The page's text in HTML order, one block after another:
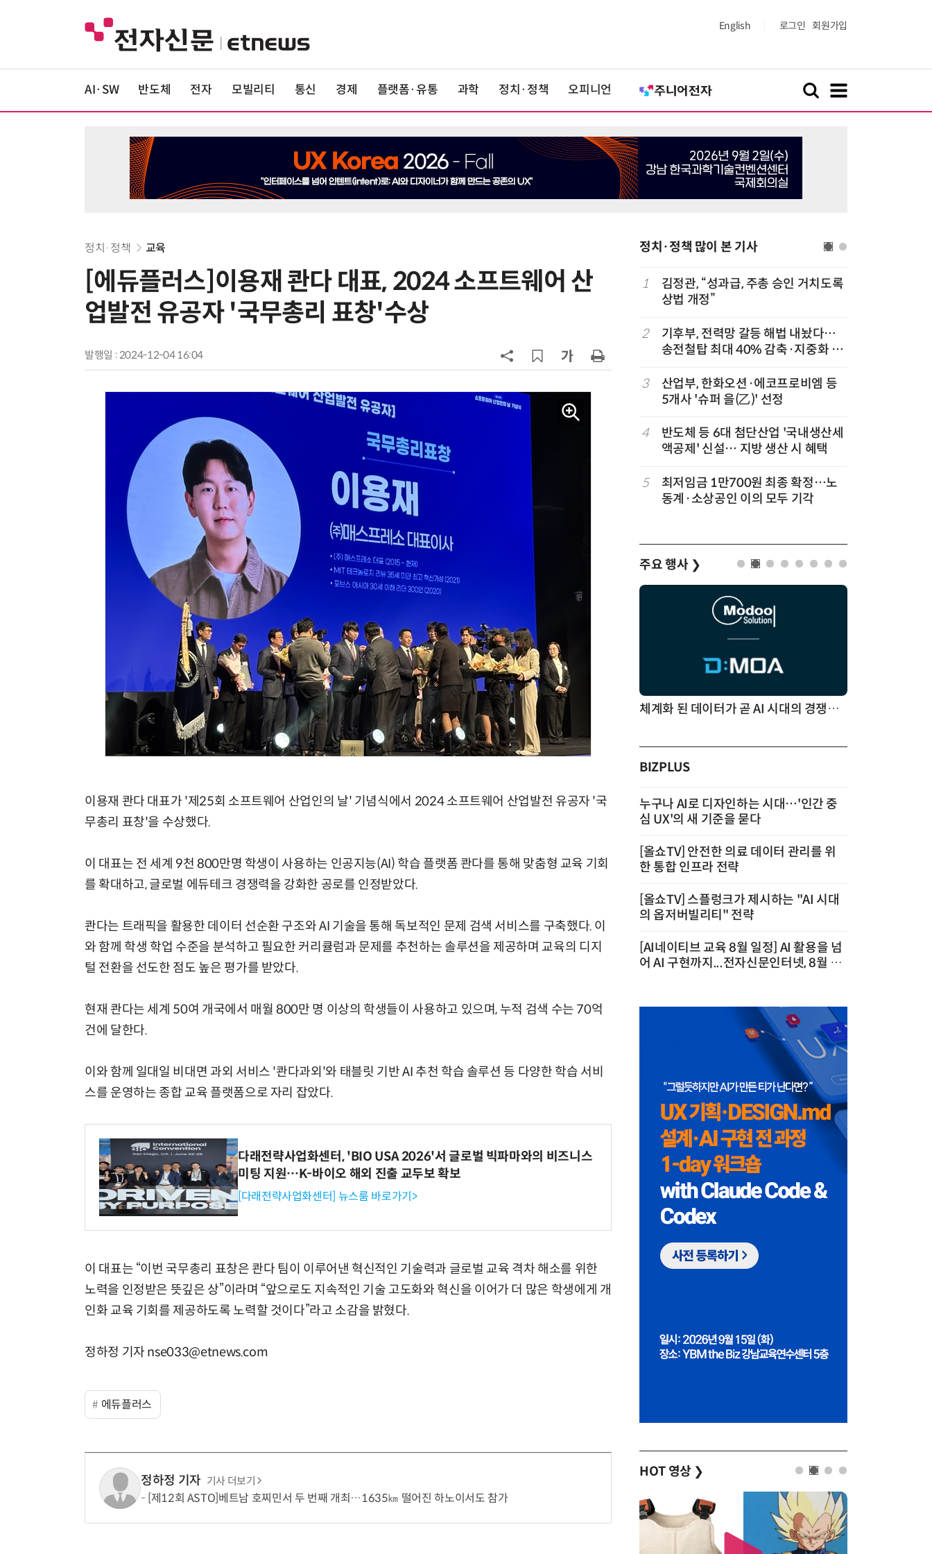
English 로그인 회원가입
AI·SW 반도체 전자 모빌리티 통신 경제 플랫폼·유통 과학 정치·정책 오피니언
정치·정책 교육
[에듀플러스]이용재 콴다 대표, 2024 소프트웨어 산
업발전 유공자 '국무총리 표창'수상
발행일 : 2024-12-04 16:04
이용재 콴다 대표가 '제25회 소프트웨어 산업인의 날' 기념식에서 2024 소프트웨어 산업발전 유공자 '국
무총리 표창'을 수상했다.
이 대표는 전 세계 9천 800만명 학생이 사용하는 인공지능(AI) 학습 플랫폼 콴다를 통해 맞춤형 교육 기회
를 확대하고, 글로벌 에듀테크 경쟁력을 강화한 공로를 인정받았다.
콴다는 트래픽을 활용한 데이터 선순환 구조와 AI 기술을 통해 독보적인 문제 검색 서비스를 구축했다. 이
와 함께 학생 학업 수준을 분석하고 필요한 커리큘럼과 문제를 추천하는 솔루션을 제공하며 교육의 디지
털 전환을 선도한 점도 높은 평가를 받았다.
현재 콴다는 세계 50여 개국에서 매월 800만 명 이상의 학생들이 사용하고 있으며, 누적 검색 수는 70억
건에 달한다.
이와 함께 일대일 비대면 과외 서비스 '콴다과외'와 태블릿 기반 AI 추천 학습 솔루션 등 다양한 학습 서비
스를 운영하는 종합 교육 플랫폼으로 자리 잡았다.
다래전략사업화센터, 'BIO USA 2026'서 글로벌 빅파마와의 비즈니스
미팅 지원…K-바이오 해외 진출 교두보 확보
[다래전략사업화센터] 뉴스룸 바로가기>
이 대표는 “이번 국무총리 표창은 콴다 팀이 이루어낸 혁신적인 기술력과 글로벌 교육 격차 해소를 위한
노력을 인정받은 뜻깊은 상”이라며 “앞으로도 지속적인 기술 고도화와 혁신을 이어가 더 많은 학생에게 개
인화 교육 기회를 제공하도록 노력할 것이다”라고 소감을 밝혔다.
정하정 기자 nse033@etnews.com
에듀플러스
정하정 기자 기사 더보기
[제12회 ASTO]베트남 호찌민서 두 번째 개최…1635㎞ 떨어진 하노이서도 참가
정치·정책 많이 본 기사
6
정점식 “김용범 이미 한국경제 빌
수, 차세대 반도체 분야 전문서 세계
적 출판사서 발간
다' 발언 공세…“역대급 망언”
한병도 “장동혁, 李대통령 발언 왜
곡…악의적 정치공세”
97.1GW 경신 촉각…김성환 기후장
1
김정관, “성과급, 주총 승인 거치도록
상법 개정”
2
기후부, 전력망 갈등 해법 내놨다…
송전철탑 최대 40% 감축·지중화 확
3
산업부, 한화오션·에코프로비엠 등
5개사 '슈퍼 을(乙)' 선정
4
반도체 등 6대 첨단산업 '국내생산세
액공제' 신설… 지방 생산 시 혜택
5
최저임금 1만700원 최종 확정…노
동계·소상공인 이의 모두 기각
주요 행사 ❯
AI Native Enterprise를 지원하는 AI Ready Data 플랫폼 활용 전략 체계화 된 데이터가 곧 AI 시대의 경쟁력이다
BIZPLUS
누구나 AI로 디자인하는 시대…'인간 중
심 UX'의 새 기준을 묻다
[올쇼TV] 안전한 의료 데이터 관리를 위
한 통합 인프라 전략
[올쇼TV] 스플렁크가 제시하는 "AI 시대
의 옵저버빌리티" 전략
[AI네이티브 교육 8월 일정] AI 활용을 넘
어 AI 구현까지...전자신문인터넷, 8월 실
HOT 영상 ❯